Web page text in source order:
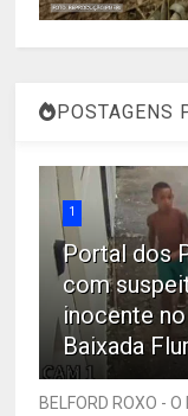
POSTAGENS
1
Portal dos
com
inocente
Baixada
BELFORD ROXO -